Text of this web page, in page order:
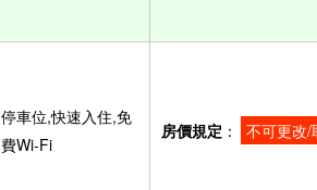
停車位,快速入住,免
費Wi-Fi
房價規定 ： 不可更改/